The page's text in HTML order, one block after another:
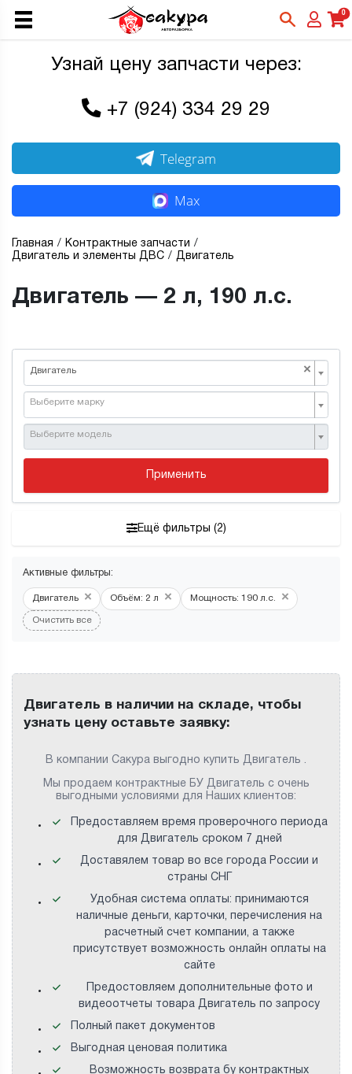
0
Узнай цену запчасти через:
+7 (924) 334 29 29
Telegram
Max
Главная
Контрактные запчасти
Двигатель и элементы ДВС
Двигатель
Двигатель — 2 л, 190 л.с.
×
Двигатель
Выберите марку
Выберите модель
Применить
Ещё фильтры (2)
Активные фильтры:
Двигатель × Объём: 2 л × Мощность: 190 л.с. ×
Очистить все
Двигатель в наличии на складе, чтобы
узнать цену оставьте заявку:
В компании Сакура выгодно купить Двигатель .
Мы продаем контрактные БУ Двигатель с очень
выгодными условиями для Наших клиентов:
Предоставляем время проверочного периода
для Двигатель сроком 7 дней
Доставялем товар во все города России и
страны СНГ
Удобная система оплаты: принимаются
наличные деньги, карточки, перечисления на
расчетный счет компании, а также
присутствует возможность онлайн оплаты на
сайте
Предостовляем дополнительные фото и
видеоотчеты товара Двигатель по запросу
Полный пакет документов
Выгодная ценовая политика
Возможность возврата бу контрактных